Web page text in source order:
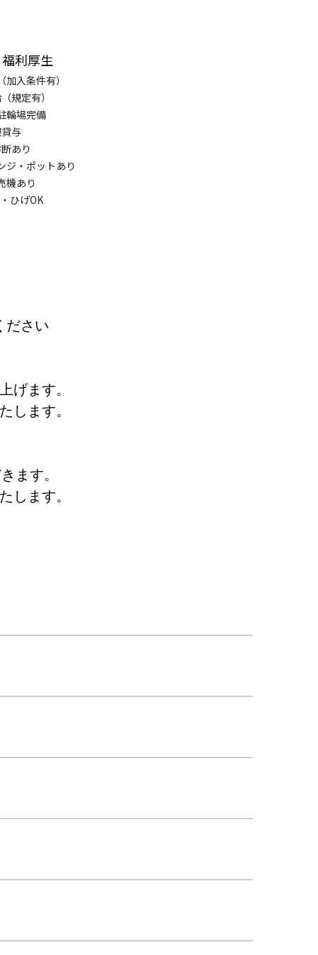
利厚生
入条件有）
規定有）
輪場完備
与
あり
ジ・ポットあり
機あり
ひげOK
ださい
げます。
します。
ます。
します。